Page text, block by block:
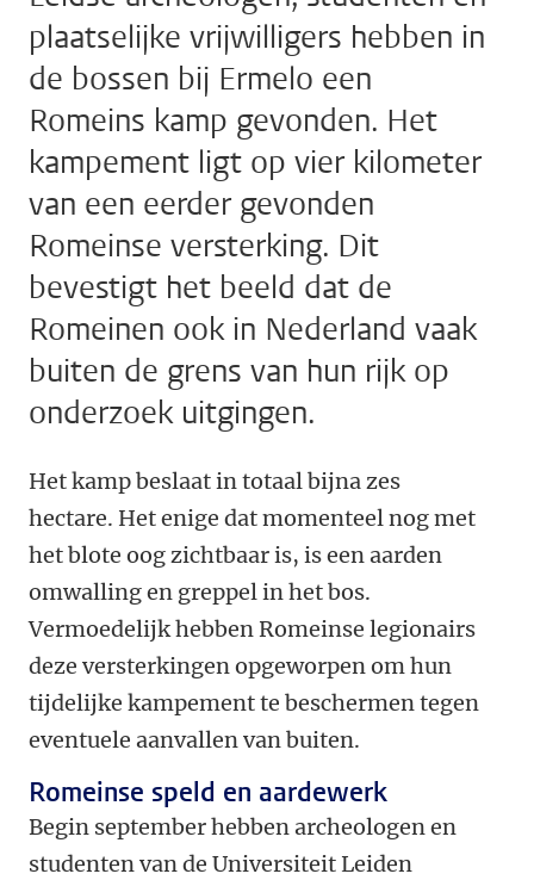
plaatselijke vrijwilligers hebben in
de bossen bij Ermelo een
Romeins kamp gevonden. Het
kampement ligt op vier kilometer
van een eerder gevonden
Romeinse versterking. Dit
bevestigt het beeld dat de
Romeinen ook in Nederland vaak
buiten de grens van hun rijk op
onderzoek uitgingen.
Het kamp beslaat in totaal bijna zes
hectare. Het enige dat momenteel nog met
het blote oog zichtbaar is, is een aarden
omwalling en greppel in het bos.
Vermoedelijk hebben Romeinse legionairs
deze versterkingen opgeworpen om hun
tijdelijke kampement te beschermen tegen
eventuele aanvallen van buiten.
Romeinse speld en aardewerk
Begin september hebben archeologen en
studenten van de Universiteit Leiden